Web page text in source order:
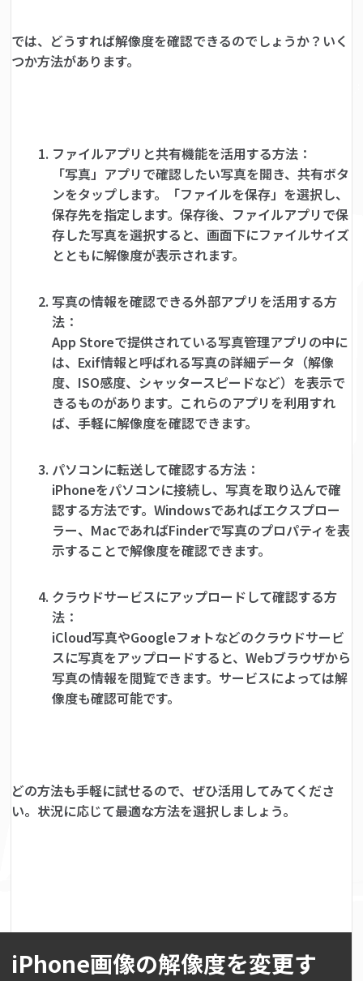
では、どうすれば解像度を確認できるのでしょうか？いく
つか方法があります。
ファイルアプリと共有機能を活用する方法：
「写真」アプリで確認したい写真を開き、共有ボタ
ンをタップします。「ファイルを保存」を選択し、
保存先を指定します。保存後、ファイルアプリで保
存した写真を選択すると、画面下にファイルサイズ
とともに解像度が表示されます。
写真の情報を確認できる外部アプリを活用する方
法：
App Storeで提供されている写真管理アプリの中に
は、Exif情報と呼ばれる写真の詳細データ（解像
度、ISO感度、シャッタースピードなど）を表示で
きるものがあります。これらのアプリを利用すれ
ば、手軽に解像度を確認できます。
パソコンに転送して確認する方法：
iPhoneをパソコンに接続し、写真を取り込んで確
認する方法です。Windowsであればエクスプロー
ラー、MacであればFinderで写真のプロパティを表
示することで解像度を確認できます。
クラウドサービスにアップロードして確認する方
法：
iCloud写真やGoogleフォトなどのクラウドサービ
スに写真をアップロードすると、Webブラウザから
写真の情報を閲覧できます。サービスによっては解
像度も確認可能です。
どの方法も手軽に試せるので、ぜひ活用してみてくださ
い。状況に応じて最適な方法を選択しましょう。
iPhone画像の解像度を変更す